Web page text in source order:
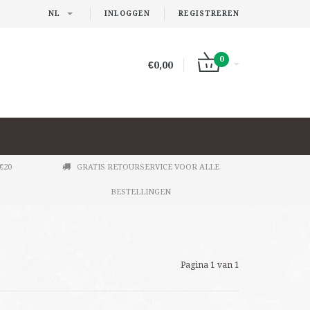
INLOGGEN REGISTREREN
NL
€0,00
0
GRATIS RETOURSERVICE VOOR ALLE
BESTELLINGEN
Pagina 1 van 1